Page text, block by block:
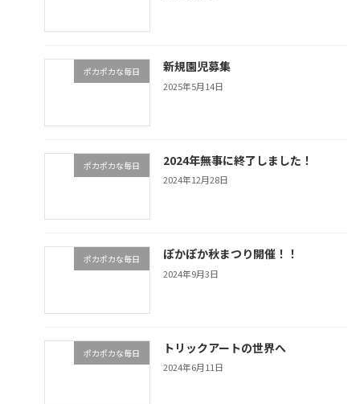
ポカポカな毎日 新規園児募集
2025年5月14日
ポカポカな毎日 2024年無事に終了しました！
2024年12月28日
ポカポカな毎日 ぽかぽか秋まつり開催！！
2024年9月3日
ポカポカな毎日 トリックアートの世界へ
2024年6月11日